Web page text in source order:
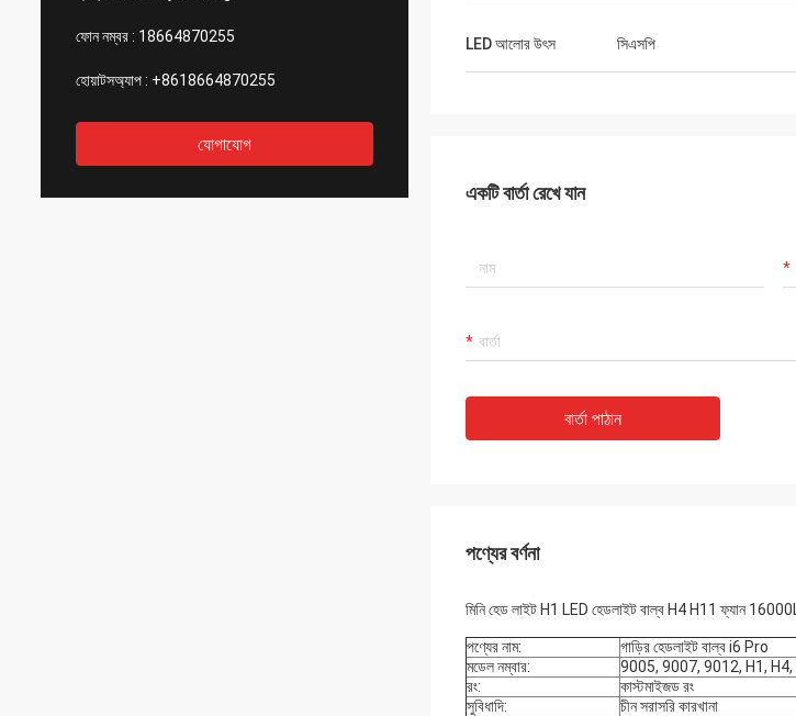
ফোন নম্বর : 18664870255
হোয়াটসঅ্যাপ : +8618664870255
যোগাযোগ
LED আলোর উৎস সিএসপি
একটি বার্তা রেখে যান
বার্তা পাঠান
পণ্যের বর্ণনা
মিনি হেড লাইট H1 LED হেডলাইট বাল্ব H4 H11 ফ্যান
পণ্যের নাম:
গাড়ির হেডলাইট বাল্ব i6 Pro
মডেল নম্বার:
9005, 9007, 9012, H1, H4,
রং:
কাস্টমাইজড রং
সুবিধাদি:
চীন সরাসরি কারখানা